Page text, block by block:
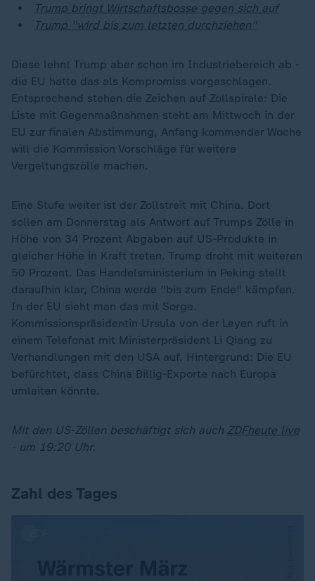
Trump bringt Wirtschaftsbosse gegen sich auf
Trump "wird bis zum letzten durchziehen"
Diese lehnt Trump aber schon im Industriebereich ab -
die EU hatte das als Kompromiss vorgeschlagen.
Entsprechend stehen die Zeichen auf Zollspirale: Die
Liste mit Gegenmaßnahmen steht am Mittwoch in der
EU zur finalen Abstimmung, Anfang kommender Woche
will die Kommission Vorschläge für weitere
Vergeltungszölle machen.
Eine Stufe weiter ist der Zollstreit mit China. Dort
sollen am Donnerstag als Antwort auf Trumps Zölle in
Höhe von 34 Prozent Abgaben auf US-Produkte in
gleicher Höhe in Kraft treten. Trump droht mit weiteren
50 Prozent. Das Handelsministerium in Peking stellt
daraufhin klar, China werde "bis zum Ende" kämpfen.
In der EU sieht man das mit Sorge.
Kommissionspräsidentin Ursula von der Leyen ruft in
einem Telefonat mit Ministerpräsident Li Qiang zu
Verhandlungen mit den USA auf. Hintergrund: Die EU
befürchtet, dass China Billig-Exporte nach Europa
umleiten könnte.
Mit den US-Zöllen beschäftigt sich auch ZDFheute live
- um 19:20 Uhr.
Zahl des Tages